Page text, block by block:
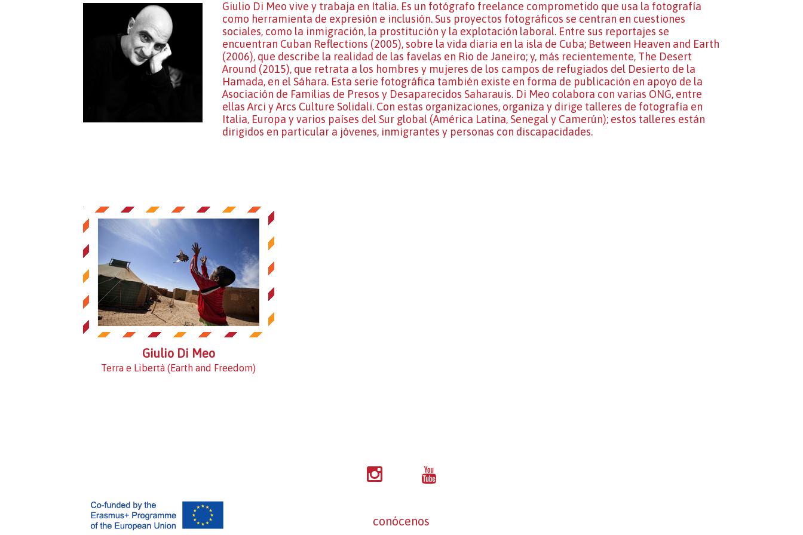
Giulio Di Meo vive y trabaja en Italia. Es un fotógrafo freelance comprometido que usa la fotografía
como herramienta de expresión e inclusión. Sus proyectos fotográficos se centran en cuestiones
sociales, como la inmigración, la prostitución y la explotación laboral. Entre sus reportajes se
encuentran Cuban Reflections (2005), sobre la vida diaria en la isla de Cuba; Between Heaven and Earth
(2006), que describe la realidad de las favelas en Rio de Janeiro; y, más recientemente, The Desert
Around (2015), que retrata a los hombres y mujeres de los campos de refugiados del Desierto de la
Hamada, en el Sáhara. Esta serie fotográfica también existe en forma de publicación en apoyo de la
Asociación de Familias de Presos y Desaparecidos Saharauis. Di Meo colabora con varias ONG, entre
ellas Arci y Arcs Culture Solidali. Con estas organizaciones, organiza y dirige talleres de fotografía en
Italia, Europa y varios países del Sur global (América Latina, Senegal y Camerún); estos talleres están
dirigidos en particular a jóvenes, inmigrantes y personas con discapacidades.
Giulio Di Meo
Terra e Libertà (Earth and Freedom)
conócenos